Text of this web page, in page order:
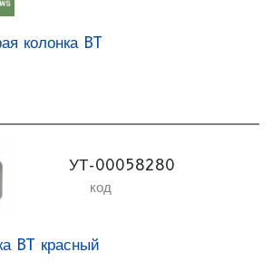
колонка BT
УТ-00058280
код
BT красный